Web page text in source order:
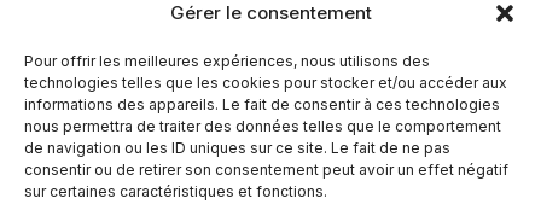
Gérer le consentement
Pour offrir les meilleures expériences, nous utilisons des
technologies telles que les cookies pour stocker et/ou accéder aux
informations des appareils. Le fait de consentir à ces technologies
nous permettra de traiter des données telles que le comportement
de navigation ou les ID uniques sur ce site. Le fait de ne pas
consentir ou de retirer son consentement peut avoir un effet négatif
sur certaines caractéristiques et fonctions.
7 Place Firmin Gautier
CS 80476
38016 GRENOBLE, Cedex 1
Chambery
Immeuble le Paris